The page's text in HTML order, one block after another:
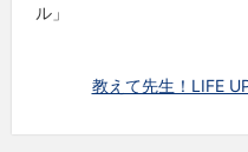
ル」
教えて先生！LIFE